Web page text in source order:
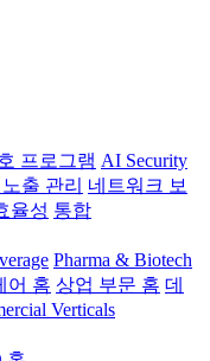
프로그램 AI Security
출 관리 네트워크 보
율성 통합
Pharma & Biotech
어 홈 상업 부문 홈 데
Verticals